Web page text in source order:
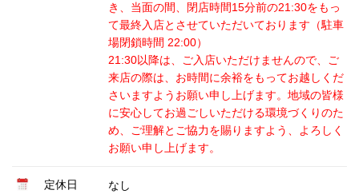
き、当面の間、閉店時間15分前の21:30をもっ
て最終入店とさせていただいております（駐車
場閉鎖時間 22:00）
21:30以降は、ご入店いただけませんので、ご
来店の際は、お時間に余裕をもってお越しくだ
さいますようお願い申し上げます。地域の皆様
に安心してお過ごしいただける環境づくりのた
め、ご理解とご協力を賜りますよう、よろしく
お願い申し上げます。
定休日 なし